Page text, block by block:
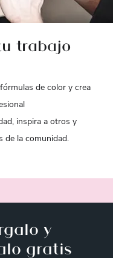
trabajo
de color y crea
inspira a otros y
de la comunidad.
y
gratis